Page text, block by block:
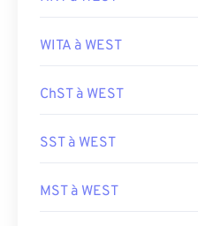
WITA à WEST
ChST à WEST
SST à WEST
MST à WEST